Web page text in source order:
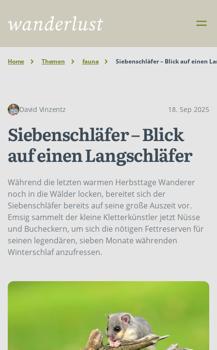
Home Themen fauna Siebenschläfer – Blick auf einen
David Vinzentz 18. Sep 2025
Siebenschläfer – Blick
auf einen Langschläfer
Während die letzten warmen Herbsttage Wanderer
noch in die Wälder locken, bereitet sich der
Siebenschläfer bereits auf seine große Auszeit vor.
Emsig sammelt der kleine Kletterkünstler jetzt Nüsse
und Bucheckern, um sich die nötigen Fettreserven für
seinen legendären, sieben Monate währenden
Winterschlaf anzufressen.